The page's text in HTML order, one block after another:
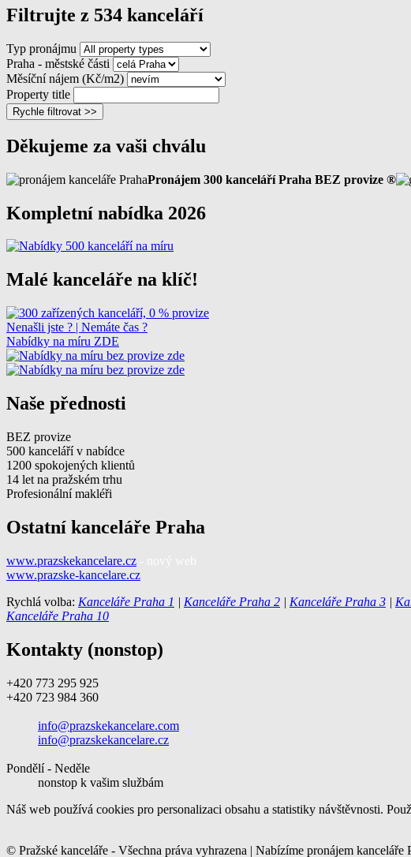
Filtrujte z 534 kanceláří
Typ pronájmu
Praha - městské části
Měsíční nájem (Kč/m2)
Property title
Rychle filtrovat >>
Děkujeme za vaši chválu
Pronájem 300 kanceláří Praha BEZ provize ®
Kompletní nabídka 2026
Malé kanceláře na klíč!
Nenašli jste ? | Nemáte čas ?
Nabídky na míru ZDE
Naše přednosti
BEZ provize
500 kanceláří v nabídce
1200 spokojených klientů
14 let na pražském trhu
Profesionální makléři
Ostatní kanceláře Praha
www.prazskekancelare.cz
www.prazske-kancelare.cz
Rychlá volba: Kanceláře Praha 1 | Kanceláře Praha 2 | Kanceláře Praha 3 |
Kanceláře Praha 10
Kontakty (nonstop)
+420 773 295 925
+420 723 984 360
info@prazskekancelare.com
info@prazskekancelare.cz
Pondělí - Neděle
nonstop k vašim službám
Náš web používá cookies pro personalizaci obsahu a statistiky návštěvnosti.
© Pražské kanceláře - Všechna práva vyhrazena | Nabízíme pronájem